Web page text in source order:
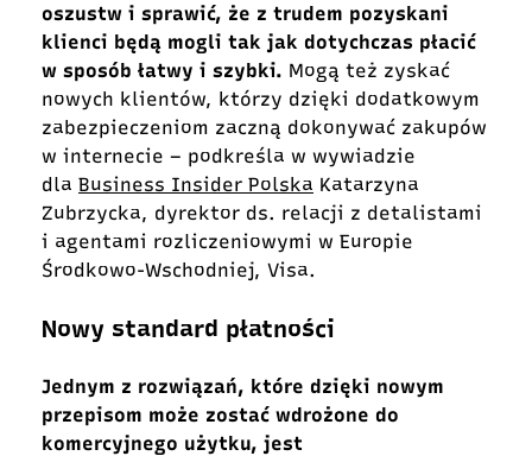
oszustw i sprawić, że z trudem pozyskani
klienci będą mogli tak jak dotychczas płacić
w sposób łatwy i szybki. Mogą też zyskać
nowych klientów, którzy dzięki dodatkowym
zabezpieczeniom zaczną dokonywać zakupów
w internecie – podkreśla w wywiadzie
dla Business Insider Polska Katarzyna
Zubrzycka, dyrektor ds. relacji z detalistami
i agentami rozliczeniowymi w Europie
Środkowo-Wschodniej, Visa.
Nowy standard płatności
Jednym z rozwiązań, które dzięki nowym
przepisom może zostać wdrożone do
komercyjnego użytku, jest